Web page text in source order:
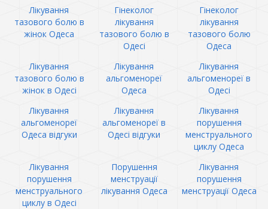
Лікування
тазового болю в
жінок Одеса
Гінеколог
лікування
тазового болю в
Одесі
Гінеколог
лікування
тазового болю
Одеса
Лікування
тазового болю в
жінок в Одесі
Лікування
альгоменореї
Одеса
Лікування
альгоменореї в
Одесі
Лікування
альгоменореї
Одеса відгуки
Лікування
альгоменореї в
Одесі відгуки
Лікування
порушення
менструального
циклу Одеса
Лікування
порушення
менструального
циклу в Одесі
Порушення
менструації
лікування Одеса
Лікування
порушення
менструації Одеса